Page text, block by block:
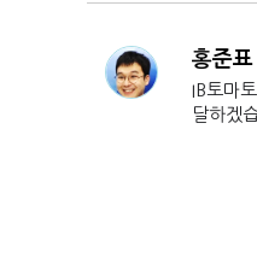
홍준표
IB토마
달하겠